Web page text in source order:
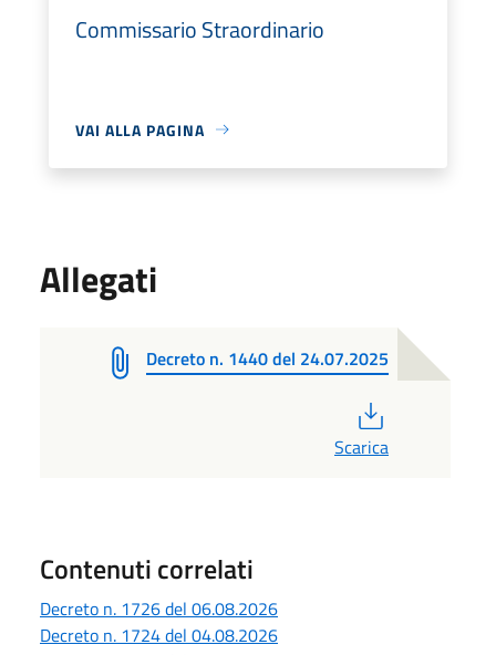
Commissario Straordinario
VAI ALLA PAGINA
Allegati
Decreto n. 1440 del 24.07.2025
Scarica
Contenuti correlati
Decreto n. 1726 del 06.08.2026
Decreto n. 1724 del 04.08.2026